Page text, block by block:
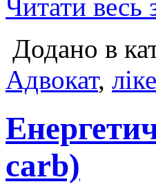
Читати весь
Додано в
Адвокат,
carb)